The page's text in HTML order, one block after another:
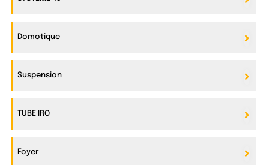
Domotique
Suspension
TUBE IRO
Foyer